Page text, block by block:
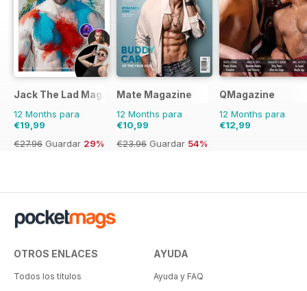
Jack The Lad Magazine
12 Months para
€19,99
€27.96 Guardar 29%
Mate Magazine
12 Months para
€10,99
€23.96 Guardar 54%
QMagazine
12 Months para
€12,99
OTROS ENLACES
Todos los títulos
AYUDA
Ayuda y FAQ